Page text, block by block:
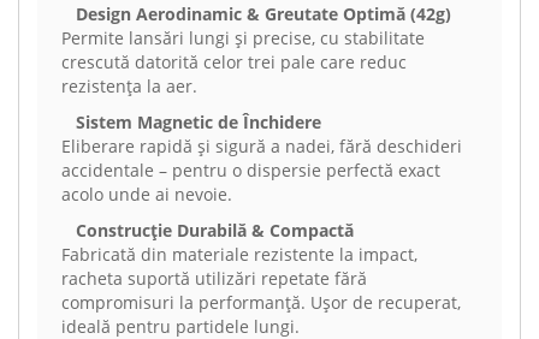
Design Aerodinamic & Greutate Optimă (42g)
Permite lansări lungi și precise, cu stabilitate
crescută datorită celor trei pale care reduc
rezistența la aer.
Sistem Magnetic de Închidere
Eliberare rapidă și sigură a nadei, fără deschideri
accidentale – pentru o dispersie perfectă exact
acolo unde ai nevoie.
Construcție Durabilă & Compactă
Fabricată din materiale rezistente la impact,
racheta suportă utilizări repetate fără
compromisuri la performanță. Ușor de recuperat,
ideală pentru partidele lungi.